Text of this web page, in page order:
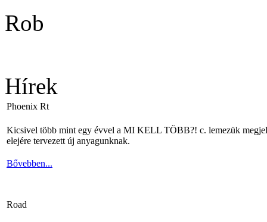
Rob
Hírek
Phoenix Rt
Kicsivel több mint egy évvel a MI KELL TÖBB?! c. lemezük
elejére tervezett új anyagunknak.
Bővebben...
Road